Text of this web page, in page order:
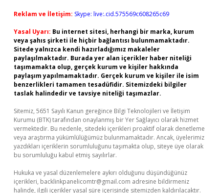
Reklam ve İletişim: Skype: live:.cid.575569c608265c69
Yasal Uyarı: Bu internet sitesi, herhangi bir marka, kurum
veya şahıs şirketi ile hiçbir bağlantısı bulunmamaktadır.
Sitede yalnızca kendi hazırladığımız makaleler
paylaşılmaktadır. Burada yer alan içerikler haber niteliği
taşımamakta olup, gerçek kurum ve kişiler hakkında
paylaşım yapılmamaktadır. Gerçek kurum ve kişiler ile isim
benzerlikleri tamamen tesadüfidir. Sitemizdeki bilgiler
taslak halindedir ve tavsiye niteliği taşımazlar.
Sitemiz, 5651 Sayılı Kanun gereğince Bilgi Teknolojileri ve İletişim
Kurumu (BTK) tarafından onaylanmış bir Yer Sağlayıcı olarak hizmet
vermektedir. Bu nedenle, sitedeki içerikleri proaktif olarak denetleme
veya araştırma yükümlülüğümüz bulunmamaktadır. Ancak, üyelerimiz
yazdıkları içeriklerin sorumluluğunu taşımakta olup, siteye üye olarak
bu sorumluluğu kabul etmiş sayılırlar.
Hukuka ve yasal düzenlemelere aykırı olduğunu düşündüğünüz
içerikleri, backlinkpanelicomtr@gmail.com adresine bildirmeniz
halinde, ilgili içerikler yasal süre içerisinde sitemizden kaldırılacaktır.